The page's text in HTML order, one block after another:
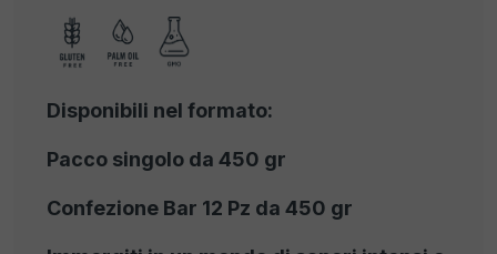
Disponibili nel formato:
Pacco singolo da 450 gr
Confezione Bar 12 Pz da 450 gr